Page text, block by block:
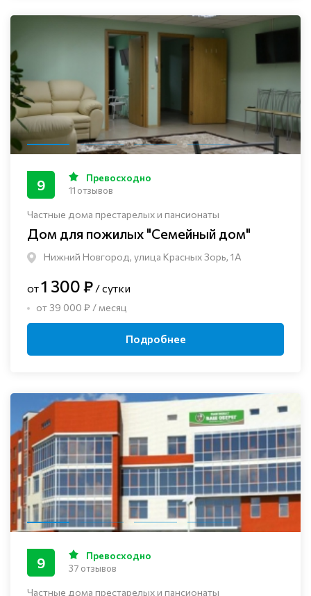
Частные дома престарелых и пансионаты
Дом для пожилых "Семейный дом"
Нижний Новгород, улица Красных Зорь, 1А
9 Превосходно
11 отзывов
от1 300 ₽ / сутки
от 39 000 ₽ / месяц
Подробнее
Частные дома престарелых и пансионаты
9 Превосходно
37 отзывов